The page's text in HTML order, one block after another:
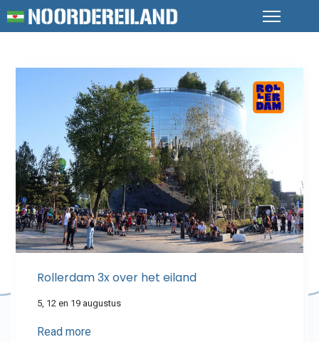
Rollerdam 3x over het eiland
5, 12 en 19 augustus
Read more